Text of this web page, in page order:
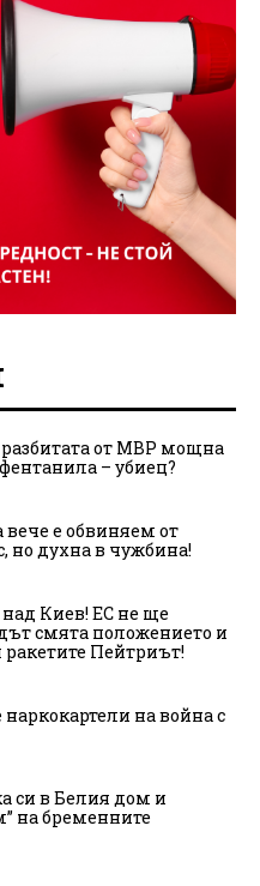
разбитата от МВР мощна
– убиец?
е обвиняем от
но духна в чужбина!
Киев! ЕС не ще
смята положението и
Пейтриът!
на война с
си в Белия дом и
на бременните